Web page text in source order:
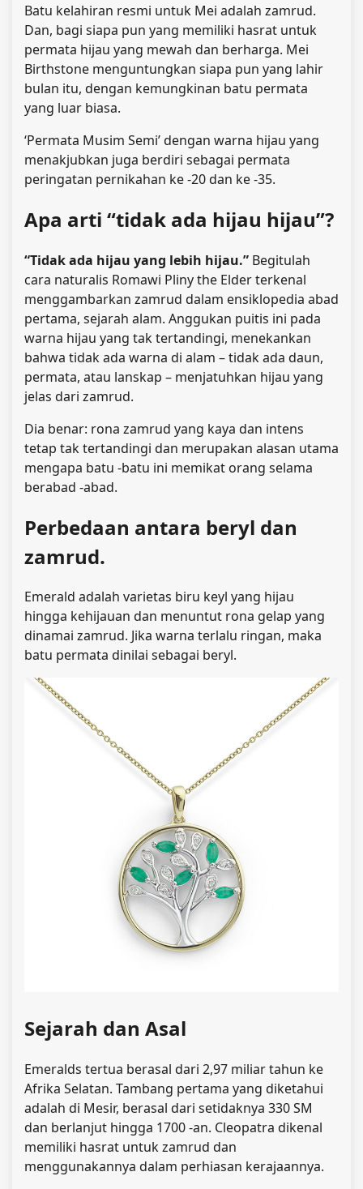
Batu kelahiran resmi untuk Mei adalah zamrud.
Dan, bagi siapa pun yang memiliki hasrat untuk
permata hijau yang mewah dan berharga. Mei
Birthstone menguntungkan siapa pun yang lahir
bulan itu, dengan kemungkinan batu permata
yang luar biasa.
‘Permata Musim Semi’ dengan warna hijau yang
menakjubkan juga berdiri sebagai permata
peringatan pernikahan ke -20 dan ke -35.
Apa arti “tidak ada hijau hijau”?
“Tidak ada hijau yang lebih hijau.” Begitulah
cara naturalis Romawi Pliny the Elder terkenal
menggambarkan zamrud dalam ensiklopedia abad
pertama, sejarah alam. Anggukan puitis ini pada
warna hijau yang tak tertandingi, menekankan
bahwa tidak ada warna di alam – tidak ada daun,
permata, atau lanskap – menjatuhkan hijau yang
jelas dari zamrud.
Dia benar: rona zamrud yang kaya dan intens
tetap tak tertandingi dan merupakan alasan utama
mengapa batu -batu ini memikat orang selama
berabad -abad.
Perbedaan antara beryl dan
zamrud.
Emerald adalah varietas biru keyl yang hijau
hingga kehijauan dan menuntut rona gelap yang
dinamai zamrud. Jika warna terlalu ringan, maka
batu permata dinilai sebagai beryl.
Sejarah dan Asal
Emeralds tertua berasal dari 2,97 miliar tahun ke
Afrika Selatan. Tambang pertama yang diketahui
adalah di Mesir, berasal dari setidaknya 330 SM
dan berlanjut hingga 1700 -an. Cleopatra dikenal
memiliki hasrat untuk zamrud dan
menggunakannya dalam perhiasan kerajaannya.